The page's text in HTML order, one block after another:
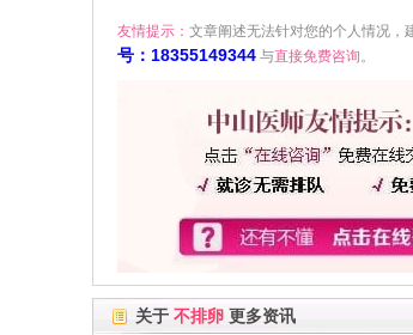
友情提示： 文章阐述无法针对您的个人情况，
号：18355149344 与直接免费咨询。
关于 不排卵 更多资讯